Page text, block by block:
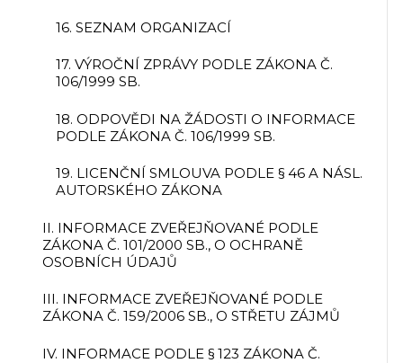
16. SEZNAM ORGANIZACÍ
17. VÝROČNÍ ZPRÁVY PODLE ZÁKONA Č.
106/1999 SB.
18. ODPOVĚDI NA ŽÁDOSTI O INFORMACE
PODLE ZÁKONA Č. 106/1999 SB.
19. LICENČNÍ SMLOUVA PODLE § 46 A NÁSL.
AUTORSKÉHO ZÁKONA
II. INFORMACE ZVEŘEJŇOVANÉ PODLE
ZÁKONA Č. 101/2000 SB., O OCHRANĚ
OSOBNÍCH ÚDAJŮ
III. INFORMACE ZVEŘEJŇOVANÉ PODLE
ZÁKONA Č. 159/2006 SB., O STŘETU ZÁJMŮ
IV. INFORMACE PODLE § 123 ZÁKONA Č.